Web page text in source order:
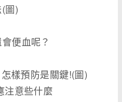
圖)
便血呢？
樣預防是關鍵!(圖)
注意些什麼